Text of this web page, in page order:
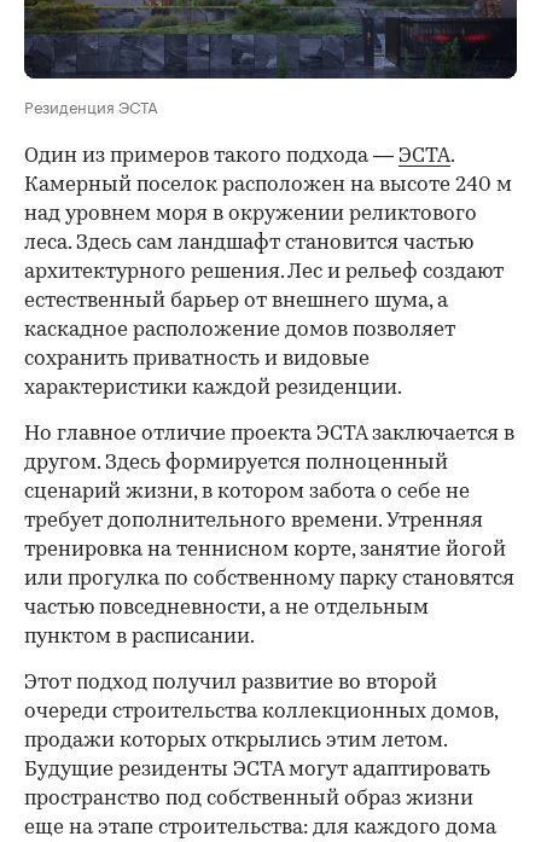
Резиденция ЭСТА
Один из примеров такого подхода — ЭСТА.
Камерный поселок расположен на высоте 240 м
над уровнем моря в окружении реликтового
леса. Здесь сам ландшафт становится частью
архитектурного решения. Лес и рельеф создают
естественный барьер от внешнего шума, а
каскадное расположение домов позволяет
сохранить приватность и видовые
характеристики каждой резиденции.
Но главное отличие проекта ЭСТА заключается в
другом. Здесь формируется полноценный
сценарий жизни, в котором забота о себе не
требует дополнительного времени. Утренняя
тренировка на теннисном корте, занятие йогой
или прогулка по собственному парку становятся
частью повседневности, а не отдельным
пунктом в расписании.
Этот подход получил развитие во второй
очереди строительства коллекционных домов,
продажи которых открылись этим летом.
Будущие резиденты ЭСТА могут адаптировать
пространство под собственный образ жизни
еще на этапе строительства: для каждого дома